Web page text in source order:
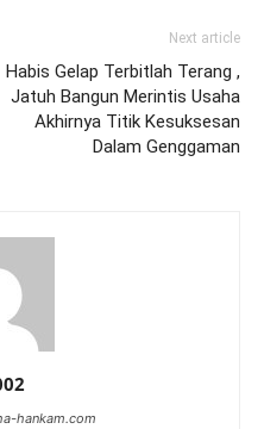
Next article
Habis Gelap Terbitlah Terang ,
Jatuh Bangun Merintis Usaha
Akhirnya Titik Kesuksesan
Dalam Genggaman
hankam.com